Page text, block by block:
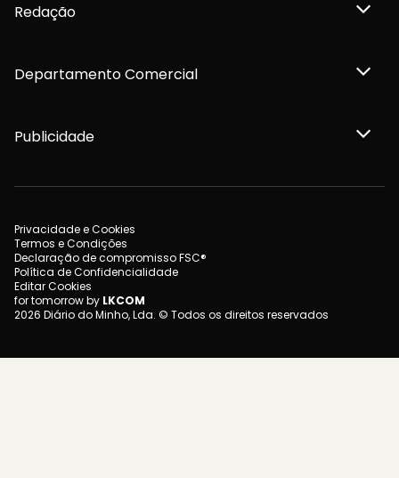
Redação
Departamento Comercial
Publicidade
Privacidade e Cookies
Termos e Condições
Declaração de compromisso FSC®
Política de Confidencialidade
Editar Cookies
for tomorrow by LKCOM
2026 Diário do Minho, Lda. © Todos os direitos reservados